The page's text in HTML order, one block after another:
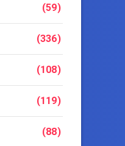
(59)
(336)
(108)
(119)
(88)